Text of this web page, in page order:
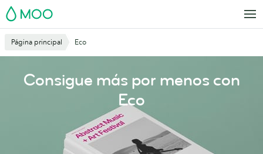
Saltar
al
principal
MOO
Página principal Eco
Consigue más por menos con
Eco